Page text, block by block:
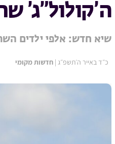
ה’קולול”ג’
שיא חדש: אלפי ילדים
כ״ד באייר ה׳תשפ״ג | חדשות מקומי